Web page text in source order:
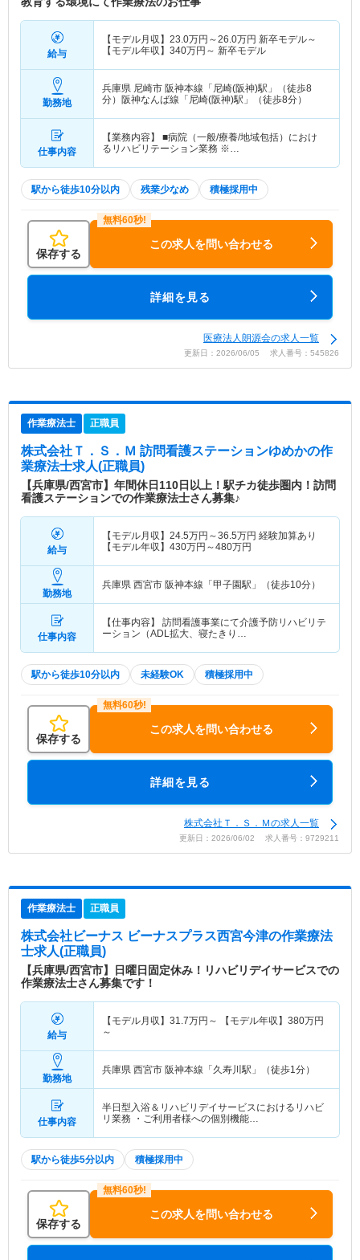
給与
【モデル月収】 23.0万円～26.0万円 新卒モデル～
【モデル年収】 340万円～ 新卒モデル
勤務地
兵庫県 尼崎市 阪神本線「尼崎(阪神)駅」（徒歩8
分）阪神なんば線「尼崎(阪神)駅」（徒歩8分）
仕事内容
【業務内容】 ■病院（一般/療養/地域包括）におけ
るリハビリテーション業務 ※…
駅から徒歩10分以内 残業少なめ 積極採用中
保存する
この求人を問い合わせる
詳細を見る
医療法人朗源会の求人一覧
更新日：2026/06/05 求人番号：545826
作業療法士 正職員
株式会社Ｔ．Ｓ．Ｍ 訪問看護ステーションゆめかの作
業療法士求人(正職員)
【兵庫県/西宮市】年間休日110日以上！駅チカ徒歩圏内！訪問
看護ステーションでの作業療法士さん募集♪
給与
【モデル月収】 24.5万円～36.5万円 経験加算あり
【モデル年収】 430万円～480万円
勤務地
兵庫県 西宮市 阪神本線「甲子園駅」（徒歩10分）
仕事内容
【仕事内容】 訪問看護事業にて介護予防リハビリテ
ーション（ADL拡大、寝たきり…
駅から徒歩10分以内 未経験OK 積極採用中
保存する
この求人を問い合わせる
詳細を見る
株式会社Ｔ．Ｓ．Ｍの求人一覧
更新日：2026/06/02 求人番号：9729211
作業療法士 正職員
株式会社ビーナス ビーナスプラス西宮今津の作業療法
士求人(正職員)
【兵庫県/西宮市】日曜日固定休み！リハビリデイサービスでの
作業療法士さん募集です！
給与
【モデル月収】 31.7万円～ 【モデル年収】 380万円
～
勤務地
兵庫県 西宮市 阪神本線「久寿川駅」（徒歩1分）
仕事内容
半日型入浴＆リハビリデイサービスにおけるリハビ
リ業務 ・ご利用者様への個別機能…
駅から徒歩5分以内 積極採用中
保存する
この求人を問い合わせる